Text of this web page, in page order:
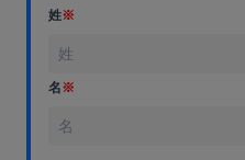
姓※
名※